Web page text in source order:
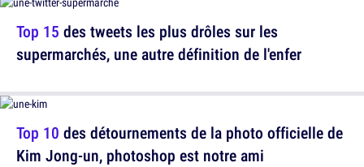
Top 10 des détournements de la photo officielle de
Kim Jong-un, photoshop est notre ami
Top 15 des tweets les plus drôles sur les
supermarchés, une autre définition de l'enfer